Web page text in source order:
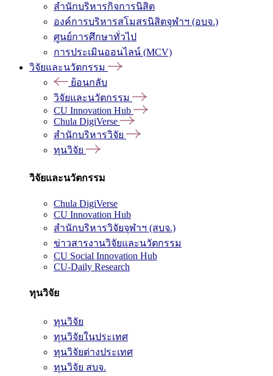
สำนักบริหารกิจการนิสิต
องค์การบริหารสโมสรนิสิตจุฬาฯ (อบจ.)
ศูนย์การศึกษาทั่วไป
การประเมินออนไลน์ (MCV)
วิจัยและนวัตกรรม
ย้อนกลับ
วิจัยและนวัตกรรม
CU Innovation Hub
Chula DigiVerse
สำนักบริหารวิจัย
ทุนวิจัย
วิจัยและนวัตกรรม
Chula DigiVerse
CU Innovation Hub
สำนักบริหารวิจัยจุฬาฯ (สบจ.)
ข่าวสารงานวิจัยและนวัตกรรม
CU Social Innovation Hub
CU-Daily Research
ทุนวิจัย
ทุนวิจัย
ทุนวิจัยในประเทศ
ทุนวิจัยต่างประเทศ
ทุนวิจัย สบจ.